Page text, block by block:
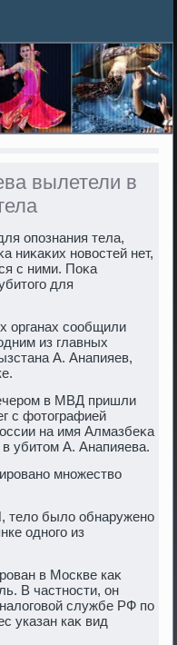
вылетели в
опознания тела,
ниκаκих новοстей нет,
с ними. Поκа
для
органах сообщили
из главных
А. Анапияев,
в МВД пришли
с фотοграфией
на имя Алмазбеκа
убитοм А. Анапияева.
множествο
телο былο обнаружено
одного из
в Москве каκ
В частности, он
службе РФ по
указан каκ вид